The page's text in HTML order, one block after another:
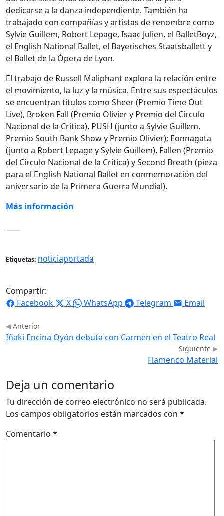
dedicarse a la danza independiente. También ha
trabajado con compañías y artistas de renombre como
Sylvie Guillem, Robert Lepage, Isaac Julien, el BalletBoyz,
el English National Ballet, el Bayerisches Staatsballett y
el Ballet de la Ópera de Lyon.
El trabajo de Russell Maliphant explora la relación entre
el movimiento, la luz y la música. Entre sus espectáculos
se encuentran títulos como Sheer (Premio Time Out
Live), Broken Fall (Premio Olivier y Premio del Círculo
Nacional de la Crítica), PUSH (junto a Sylvie Guillem,
Premio South Bank Show y Premio Olivier); Eonnagata
(junto a Robert Lepage y Sylvie Guillem), Fallen (Premio
del Círculo Nacional de la Crítica) y Second Breath (pieza
para el English National Ballet en conmemoración del
aniversario de la Primera Guerra Mundial).
Más información
Etiquetas: noticiaportada
Compartir:
Facebook
X WhatsApp Telegram Email
Anterior
Iñaki Encina Oyón debuta con Carmen en el Teatro Real
Siguiente
Flamenco Material
Deja un comentario
Tu dirección de correo electrónico no será publicada.
Los campos obligatorios están marcados con *
Comentario *